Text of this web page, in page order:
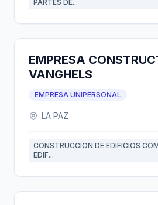
PARTES DE...
EMPRESA
VANGHELS
EMPRESA UNIPERSONAL
LA PAZ
CONSTRUCCION DE EDIFICIOS
EDIF...